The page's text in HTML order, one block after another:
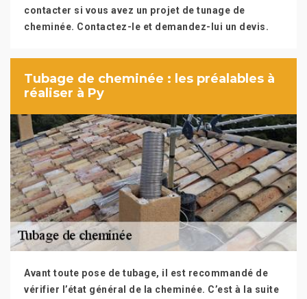
contacter si vous avez un projet de tunage de
cheminée. Contactez-le et demandez-lui un devis.
Tubage de cheminée : les préalables à
réaliser à Py
Avant toute pose de tubage, il est recommandé de
vérifier l’état général de la cheminée. C’est à la suite